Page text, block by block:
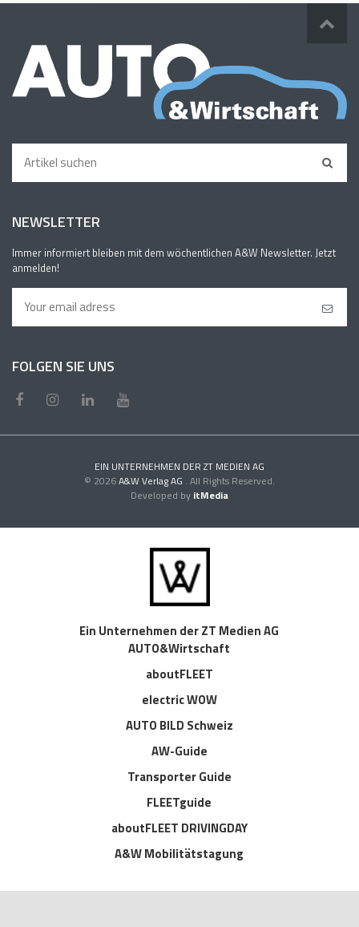
NEWSLETTER
Immer informiert bleiben mit dem wöchentlichen A&W Newsletter. Jetzt
anmelden!
FOLGEN SIE UNS
EIN UNTERNEHMEN DER ZT MEDIEN AG
© 2026A&W Verlag AG . All Rights Reserved.
Developed by itMedia
Ein Unternehmen der ZT Medien AG
AUTO&Wirtschaft
aboutFLEET
electric WOW
AUTO BILD Schweiz
AW-Guide
Transporter Guide
FLEETguide
aboutFLEET DRIVINGDAY
A&W Mobilitätstagung